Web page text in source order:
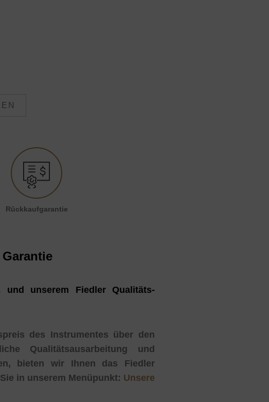
Rückkaufgarantie
unserem Fiedler Qualitäts-
des Instrumentes über den
Qualitätsausarbeitung und
bieten wir Ihnen das Fiedler
in unserem Menüpunkt: Unsere